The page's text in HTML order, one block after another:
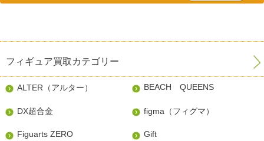
フィギュア買取カテゴリー
ALTER（アルター） BEACH QUEENS
DX超合金 figma（フィグマ）
Figuarts ZERO Gift